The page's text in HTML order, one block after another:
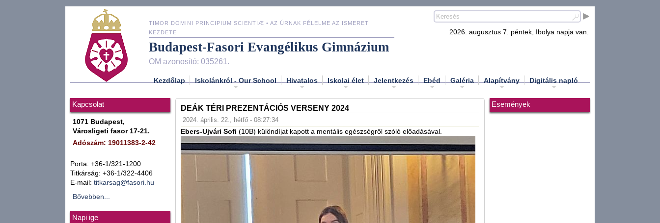
TIMOR DOMINI PRINCIPIUM SCIENTIÆ • AZ ÚRNAK FÉLELME AZ ISMERET
KEZDETE
Budapest-Fasori Evangélikus Gimnázium
OM azonosító: 035261.
2026. augusztus 7. péntek, Ibolya napja van.
Kezdőlap Iskolánkról - Our School Hivatalos Iskolai élet Jelentkezés Ebéd Galéria Alapítvány Digitális napló
Kapcsolat
1071 Budapest,
Városligeti fasor 17-21.
Adószám: 19011383-2-42
Porta: +36-1/321-1200
Titkárság: +36-1/322-4406
E-mail: titkarsag@fasori.hu
Bővebben...
Napi ige
DEÁK TÉRI PREZENTÁCIÓS VERSENY 2024
2024. április. 22., hétfő - 08:27:34
Ebers-Ujvári Sofi (10B) különdíjat kapott a mentális egészségről szóló előadásával.
Események